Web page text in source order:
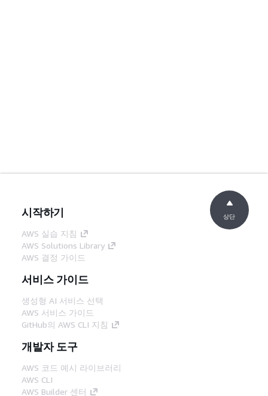
시작하기
AWS 실습 지침
AWS Solutions Library
AWS 결정 가이드
서비스 가이드
생성형 AI 서비스 선택
AWS 서비스 가이드
GitHub의 AWS CLI 지침
개발자 도구
AWS 코드 예시 라이브러리
AWS CLI
AWS Builder 센터
상단